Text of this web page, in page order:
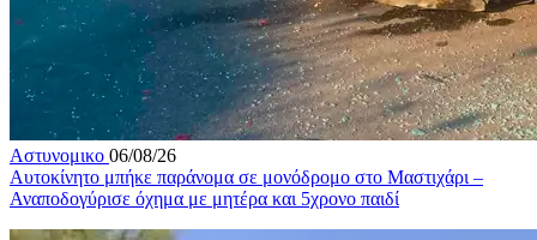
Αστυνομικο 06/08/26
Αυτοκίνητο μπήκε παράνομα σε μονόδρομο στο Μαστιχάρι –
Αναποδογύρισε όχημα με μητέρα και 5χρονο παιδί